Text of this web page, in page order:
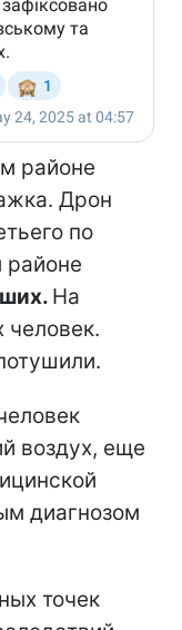
районе
Дрон
по
районе
На
человек.
воздух, еще
диагнозом
точек